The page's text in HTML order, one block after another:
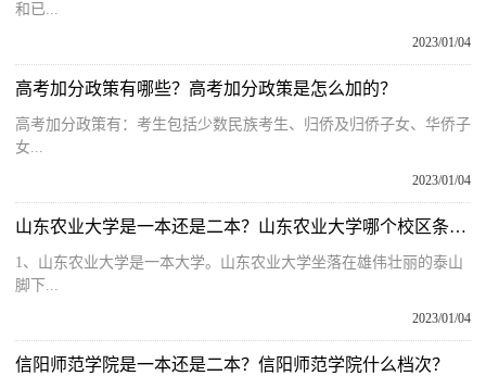
和已...
2023/01/04
高考加分政策有哪些？高考加分政策是怎么加的？
高考加分政策有：考生包括少数民族考生、归侨及归侨子女、华侨子
女...
2023/01/04
山东农业大学是一本还是二本？山东农业大学哪个校区条件好？
1、山东农业大学是一本大学。山东农业大学坐落在雄伟壮丽的泰山
脚下...
2023/01/04
信阳师范学院是一本还是二本？信阳师范学院什么档次？